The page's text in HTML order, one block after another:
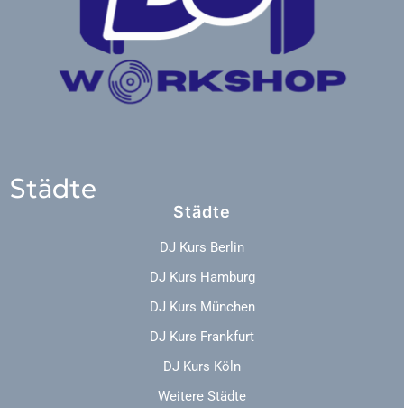
Städte
Städte
DJ Kurs Berlin
DJ Kurs Hamburg
DJ Kurs München
DJ Kurs Frankfurt
DJ Kurs Köln
Weitere Städte